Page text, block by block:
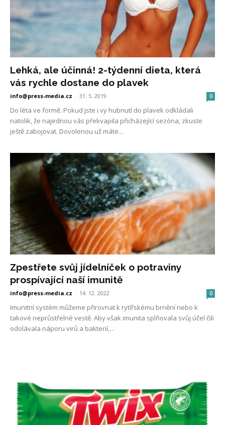
Lehká, ale účinná! 2-týdenní dieta, která
vás rychle dostane do plavek
info@press-media.cz - 31. 5. 2019 0
Do léta ve formě. Pokud jste i vy hubnutí do plavek odkládali
natolik, že najednou vás překvapila přicházející sezóna, zkuste
ještě zabojovat. Dovolenou už máte...
Zpestřete svůj jídelníček o potraviny
prospívající naší imunitě
info@press-media.cz - 14. 12. 2022 0
Imunitní systém můžeme přirovnat k rytířskému brnění nebo k
takové neprůstřelné vestě. Aby však imunita splňovala svůj účel čili
odolávala náporu virů a bakterií,...